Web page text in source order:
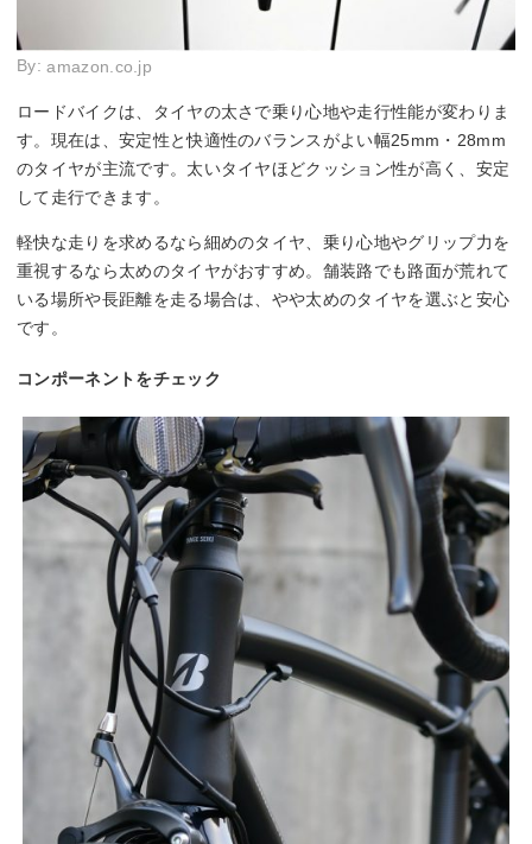
By:amazon.co.jp
ロードバイクは、タイヤの太さで乗り心地や走行性能が変わりま
す。現在は、安定性と快適性のバランスがよい幅25mm・28mm
のタイヤが主流です。太いタイヤほどクッション性が高く、安定
して走行できます。
軽快な走りを求めるなら細めのタイヤ、乗り心地やグリップ力を
重視するなら太めのタイヤがおすすめ。舗装路でも路面が荒れて
いる場所や長距離を走る場合は、やや太めのタイヤを選ぶと安心
です。
コンポーネントをチェック